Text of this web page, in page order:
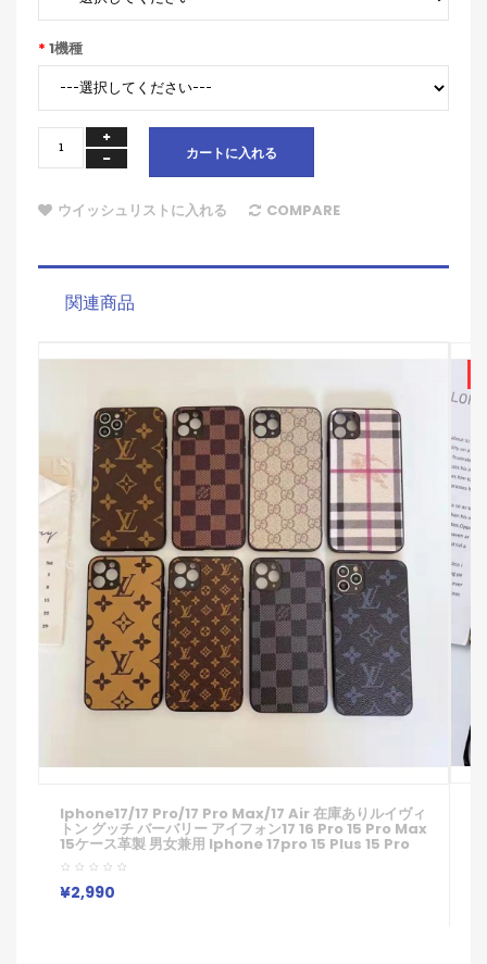
1機種
カートに入れる
ウイッシュリストに入れる COMPARE
関連商品
Iphone17/17 Pro/17 Pro Max/17 Air 在庫ありルイヴィ
トン グッチ バーバリー アイフォン17 16 Pro 15 Pro Max
15ケース革製 男女兼用 Iphone 17pro 15 Plus 15 Pro
Max 14 13 12 11 Pro Max Xs Maxケース ブランド レデ
ィース男性女性 人気かわいいビジネスマン用高級 ルイヴ
ィトン グッチ バーバリー
¥2,990